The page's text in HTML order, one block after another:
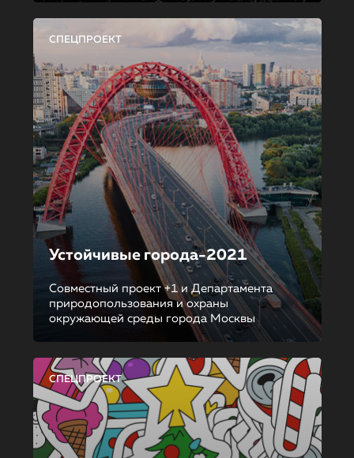
СПЕЦПРОЕКТ
Устойчивые города-2021
Совместный проект +1 и Департамента
природопользования и охраны
окружающей среды города Москвы
СПЕЦПРОЕКТ